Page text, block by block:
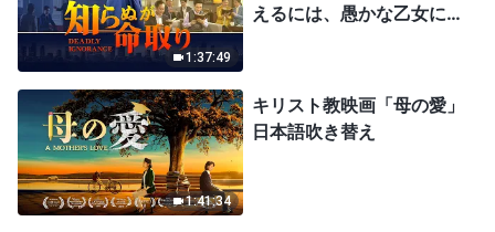
1:37:49
えるには、愚かな乙女にな
1:41:34
キリスト教映画「母の愛」
日本語吹き替え